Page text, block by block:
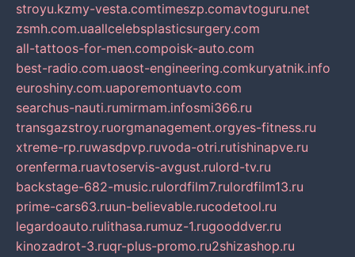
stroyu.kzmy-vesta.comtimeszp.comavtoguru.net
zsmh.com.uaallcelebsplasticsurgery.com
all-tattoos-for-men.compoisk-auto.com
best-radio.com.uaost-engineering.comkuryatnik.info
euroshiny.com.uaporemontuavto.com
searchus-nauti.rumirmam.infosmi366.ru
transgazstroy.ruorgmanagement.orgyes-fitness.ru
xtreme-rp.ruwasdpvp.ruvoda-otri.rutishinapve.ru
orenferma.ruavtoservis-avgust.rulord-tv.ru
backstage-682-music.rulordfilm7.rulordfilm13.ru
prime-cars63.ruun-believable.rucodetool.ru
legardoauto.rulithasa.rumuz-1.rugooddver.ru
kinozadrot-3.ruqr-plus-promo.ru2shizashop.ru